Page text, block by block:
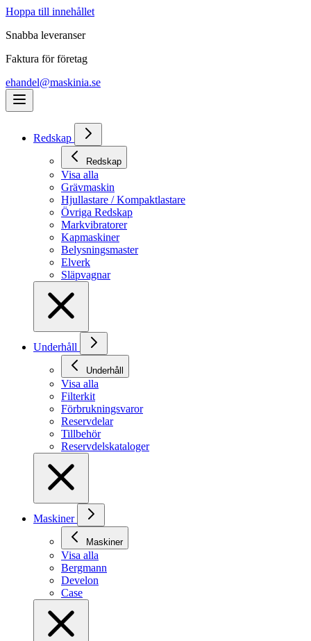
Hoppa till innehållet
Snabba leveranser
Faktura för företag
ehandel@maskinia.se
Redskap
Redskap
Visa alla
Grävmaskin
Hjullastare / Kompaktlastare
Övriga Redskap
Markvibratorer
Kapmaskiner
Belysningsmaster
Elverk
Släpvagnar
Underhåll
Underhåll
Visa alla
Filterkit
Förbrukningsvaror
Reservdelar
Tillbehör
Reservdelskataloger
Maskiner
Maskiner
Visa alla
Bergmann
Develon
Case